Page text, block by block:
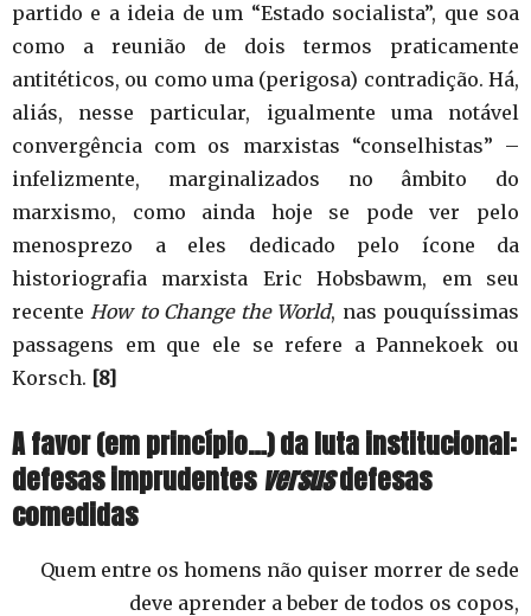
partido e a ideia de um “Estado socialista”, que soa
como a reunião de dois termos praticamente
antitéticos, ou como uma (perigosa) contradição. Há,
aliás, nesse particular, igualmente uma notável
convergência com os marxistas “conselhistas” –
infelizmente, marginalizados no âmbito do
marxismo, como ainda hoje se pode ver pelo
menosprezo a eles dedicado pelo ícone da
historiografia marxista Eric Hobsbawm, em seu
recenteHow to Change the World, nas pouquíssimas
passagens em que ele se refere a Pannekoek ou
Korsch. [8]
A favor (em princípio…) da luta institucional:
defesas imprudentesversusdefesas
comedidas
Quem entre os homens não quiser morrer de sede
deve aprender a beber de todos os copos,